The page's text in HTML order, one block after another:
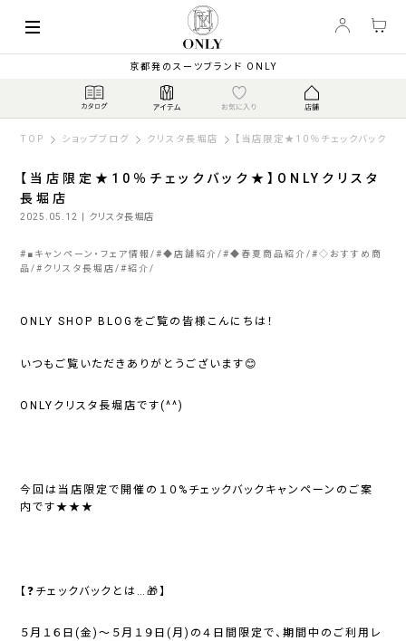
京都発のスーツブランド ONLY
TOP ショップブログ クリスタ長堀店 【当店限定★10％チェックバック★
【当店限定★10％チェックバック★】ONLYクリスタ
長堀店
2025.05.12 | クリスタ長堀店
# ■キャンペーン・フェア情報 #◆店舗紹介 #◆春夏商品紹介 #◇おすすめ商
品 # クリスタ長堀店 #紹介
ONLY SHOP BLOGをご覧の皆様こんにちは！
いつもご覧いただきありがとうございます😊
ONLYクリスタ長堀店です(^^)
今回は当店限定で開催の１０%チェックバックキャンペーンのご案
内です★★★
【❓チェックバックとは…🎁】
５月１６日(金)〜５月１９日(月)の４日間限定で、期間中のご利用レ